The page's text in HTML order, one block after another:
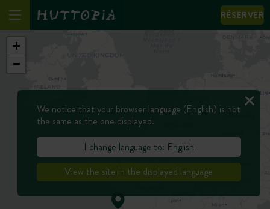
RÉSERVER
+
−
We notice that your browser language (English) is not
the same as the one displayed.
I change language to: English
View the site in the displayed language